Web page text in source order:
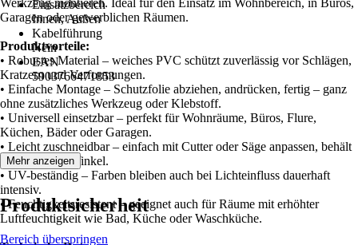
Einsatzbereich
Innen, Außen
Kabelführung
Nein
EAN
5903766471853
Werkzeug montieren. Ideal für den Einsatz im Wohnbereich, in Büros,
Garagen oder gewerblichen Räumen.
Produktvorteile:
• Robustes Material – weiches PVC schützt zuverlässig vor Schlägen,
Kratzern und Verformungen.
• Einfache Montage – Schutzfolie abziehen, andrücken, fertig – ganz
ohne zusätzliches Werkzeug oder Klebstoff.
• Universell einsetzbar – perfekt für Wohnräume, Büros, Flure,
Küchen, Bäder oder Garagen.
• Leicht zuschneidbar – einfach mit Cutter oder Säge anpassen, behält
sauberen 90°-Winkel.
• UV-beständig – Farben bleiben auch bei Lichteinfluss dauerhaft
intensiv.
• Feuchtigkeitsresistent – geeignet auch für Räume mit erhöhter
Luftfeuchtigkeit wie Bad, Küche oder Waschküche.
Mehr anzeigen
Produktsicherheit
Bereich überspringen